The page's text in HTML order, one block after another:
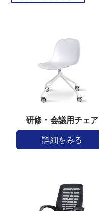
研修・会議用チェア
詳細をみる